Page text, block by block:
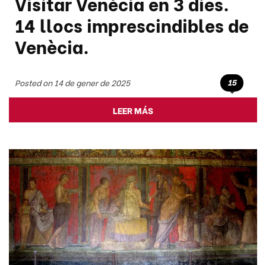
14 llocs imprescindibles de
Venècia.
Posted on 14 de gener de 2025 15
LEER MÁS